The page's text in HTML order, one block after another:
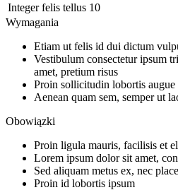
Integer felis tellus 10
Wymagania
Etiam ut felis id dui dictum
Vestibulum consectetur ipsum
amet, pretium risus
Proin sollicitudin lobortis augue
Aenean quam sem, semper ut
Obowiązki
Proin ligula mauris, facilisis et
Lorem ipsum dolor sit amet,
Sed aliquam metus ex, nec
Proin id lobortis ipsum